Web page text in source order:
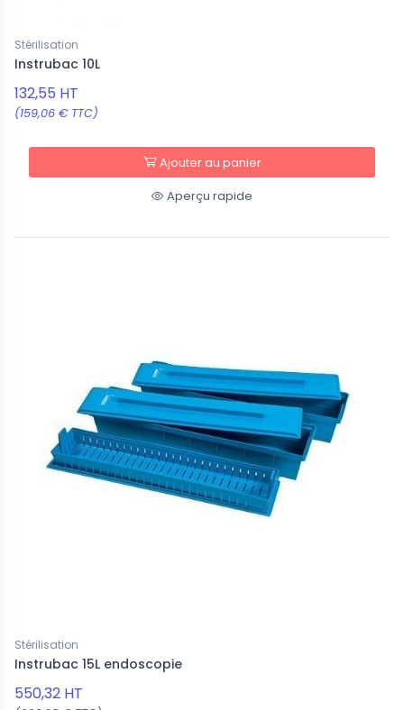
Stérilisation
Instrubac 10L
132,55 HT
(159,06 € TTC)
Ajouter au panier
Aperçu rapide
Stérilisation
Instrubac 15L endoscopie
550,32 HT